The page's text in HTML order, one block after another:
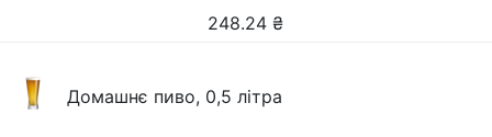
248.24 ₴
Домашнє пиво, 0,5 літра